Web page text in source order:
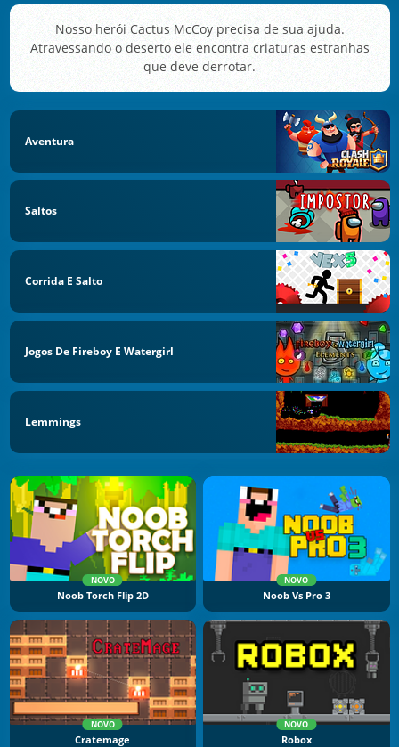
Nosso herói Cactus McCoy precisa de sua ajuda.
Atravessando o deserto ele encontra criaturas estranhas
que deve derrotar.
Aventura
Saltos
Corrida E Salto
Jogos De Fireboy E Watergirl
Lemmings
NOVO
Noob Torch Flip 2D
NOVO
Noob Vs Pro 3
NOVO
Cratemage
NOVO
Robox